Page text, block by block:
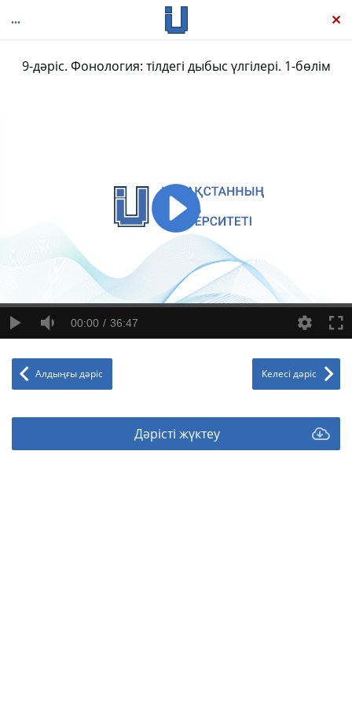
9-дәріс. Фонология: тілдегі дыбыс үлгілері. 1-бөлім
00:00 36:47
Алдыңғы дәріс Келесі дәріс
Дәрісті жүктеу